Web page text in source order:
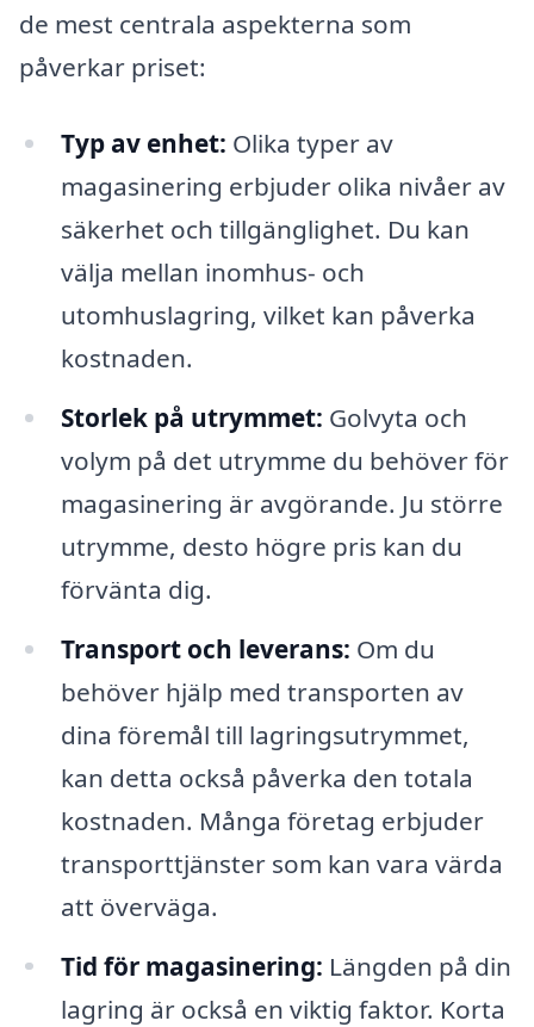
de mest centrala aspekterna som
påverkar priset:
Typ av enhet: Olika typer av
magasinering erbjuder olika nivåer av
säkerhet och tillgänglighet. Du kan
välja mellan inomhus- och
utomhuslagring, vilket kan påverka
kostnaden.
Storlek på utrymmet: Golvyta och
volym på det utrymme du behöver för
magasinering är avgörande. Ju större
utrymme, desto högre pris kan du
förvänta dig.
Transport och leverans: Om du
behöver hjälp med transporten av
dina föremål till lagringsutrymmet,
kan detta också påverka den totala
kostnaden. Många företag erbjuder
transporttjänster som kan vara värda
att överväga.
Tid för magasinering: Längden på din
lagring är också en viktig faktor. Korta